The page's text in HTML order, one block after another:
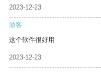
2023-12-23
游客
这个软件很好用
2023-12-23